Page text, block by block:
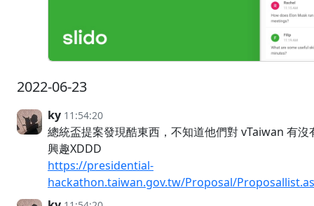
2022-06-23
ky 11:54:20
總統盃提案發現酷東西，不知道他們對 vTaiwan 有沒
興趣XDDD
https://presidential-
hackathon.taiwan.gov.tw/Proposal/